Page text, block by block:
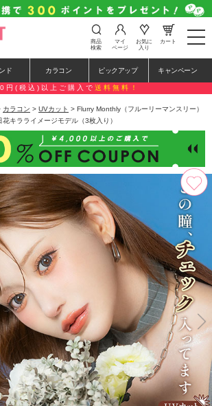
t
o
e
n
a
a
i
o
n
商品
検索
マイ
ページ
お気に
入り
カート
ド カラコン ピックアップ キャンペーン
(税込)以上ご購入で 送料無料！
カラコン > UVカット > Flurry Monthly（フルーリーマンスリー）
キラライメージモデル（3枚入り）